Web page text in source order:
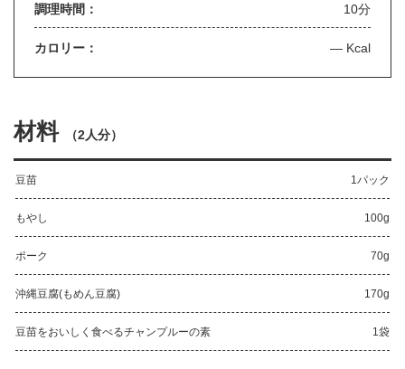
調理時間： 10分
カロリー： — Kcal
材料 （2人分）
豆苗 1パック
もやし 100g
ポーク 70g
沖縄豆腐(もめん豆腐) 170g
豆苗をおいしく食べるチャンプルーの素 1袋